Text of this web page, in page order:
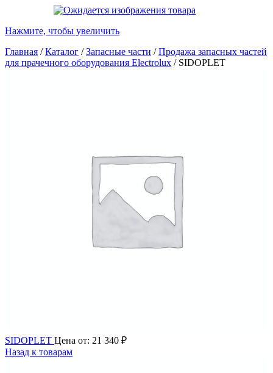
Нажмите, чтобы увеличить
Главная /Каталог /Запасные части /Продажа запасных частей
для прачечного оборудования Electrolux / SIDOPLЕT
SIDOPLЕT Цена от: 21 340 ₽
Назад к товарам